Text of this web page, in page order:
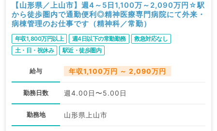
【山形県／上山市】週4～5日1,100万～2,090万円☆駅
から徒歩圏内で通勤便利◎精神医療専門病院にて外来・
病棟管理のお仕事です（精神科／常勤）
年収1,800万円以上 週4日以下の常勤勤務
救急対応なし
土・日・祝休み
駅近・徒歩圏内
給与 年収1,100万円 ～ 2,090万円
勤務日数 週4.00日〜5.00日
勤務地 山形県上山市